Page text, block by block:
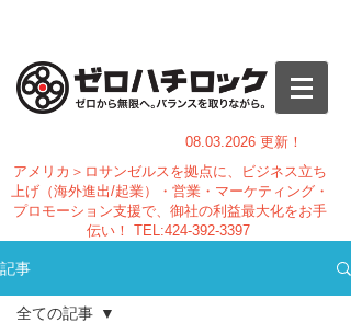
08.03.2026 更新！
アメリカ＞ロサンゼルスを拠点に、ビジネス立ち
上げ（海外進出/起業）・営業・マーケティング・
プロモーション支援で、御社の利益最大化をお手
伝い！ TEL:424-392-3397
記事
全ての記事